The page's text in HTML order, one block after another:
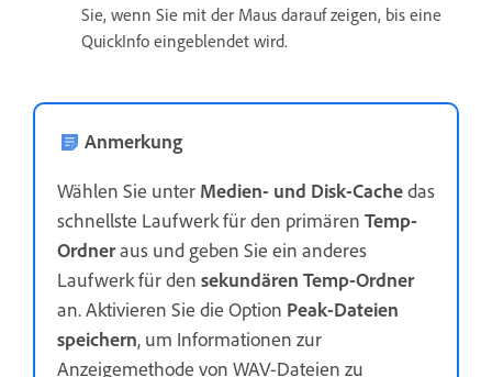
Sie, wenn Sie mit der Maus darauf zeigen, bis eine
QuickInfo eingeblendet wird.
Anmerkung
Wählen Sie unter Medien- und Disk-Cachedas
schnellste Laufwerk für den primären Temp-
Ordneraus und geben Sie ein anderes
Laufwerk für den sekundären Temp-Ordner
an. Aktivieren Sie die Option Peak-Dateien
speichern, um Informationen zur
Anzeigemethode von WAV-Dateien zu